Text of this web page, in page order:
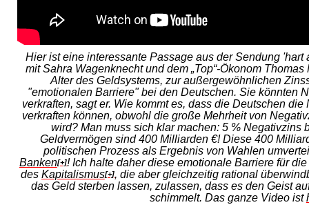
Hier ist eine interessante Passage aus der Sendung 'hart
mit Sahra Wagenknecht und dem „Top“-Ökonom
Alter des Geldsystems, zur außergewöhnlichen
"emotionalen Barriere" bei den Deutschen. Sie könnten
verkraften, sagt er. Wie kommt es, dass die Deutschen
verkraften können, obwohl die große Mehrheit von
wird? Man muss sich klar machen: 5 % Negativzins
Geldvermögen sind 400 Milliarden €! Diese 400
politischen Prozess als Ergebnis von Wahlen
Banken[+]! Ich halte daher diese emotionale Barriere für
des Kapitalismus[+], die aber gleichzeitig rational
das Geld sterben lassen, zulassen, dass es den Geist
schimmelt. Das ganze Video ist